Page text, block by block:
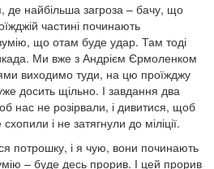
де найбільша загроза – бачу, що
частині починають
що отам буде удар. Там тоді
Ми вже з Андрієм Єрмоленком
виходимо туди, на цю проїжджу
досить щільно. І завдання два
нас не розірвали, і дивитися, щоб
і не затягнули до міліції.
потрошку, і я чую, вони починають
– буде десь прорив. І цей прорив